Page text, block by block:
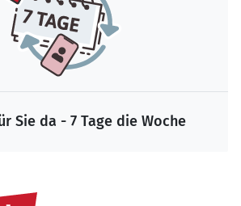
Sie da - 7 Tage die Woche